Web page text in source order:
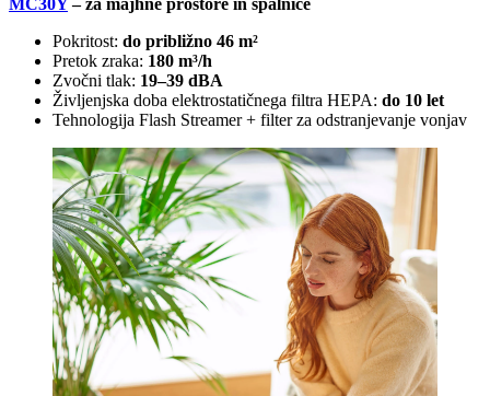
MC30Y– za majhne prostore in spalnice
Pokritost: do približno 46 m²
Pretok zraka: 180 m³/h
Zvočni tlak: 19–39 dBA
Življenjska doba elektrostatičnega filtra HEPA: do 10 let
Tehnologija Flash Streamer + filter za odstranjevanje vonjav